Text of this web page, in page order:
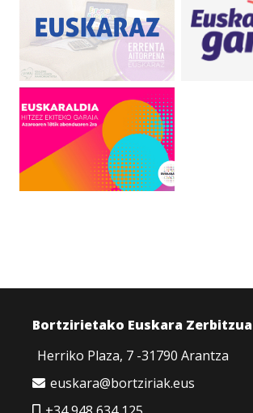
Bortzirietako Euskara Zerbitzua
Herriko Plaza, 7 -31790 Arantza
euskara@bortziriak.eus